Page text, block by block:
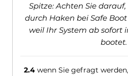
Spitze: Achten Sie
durch Haken bei Safe
weil Ihr System ab sofort
bootet.
2.4wenn Sie gefragt